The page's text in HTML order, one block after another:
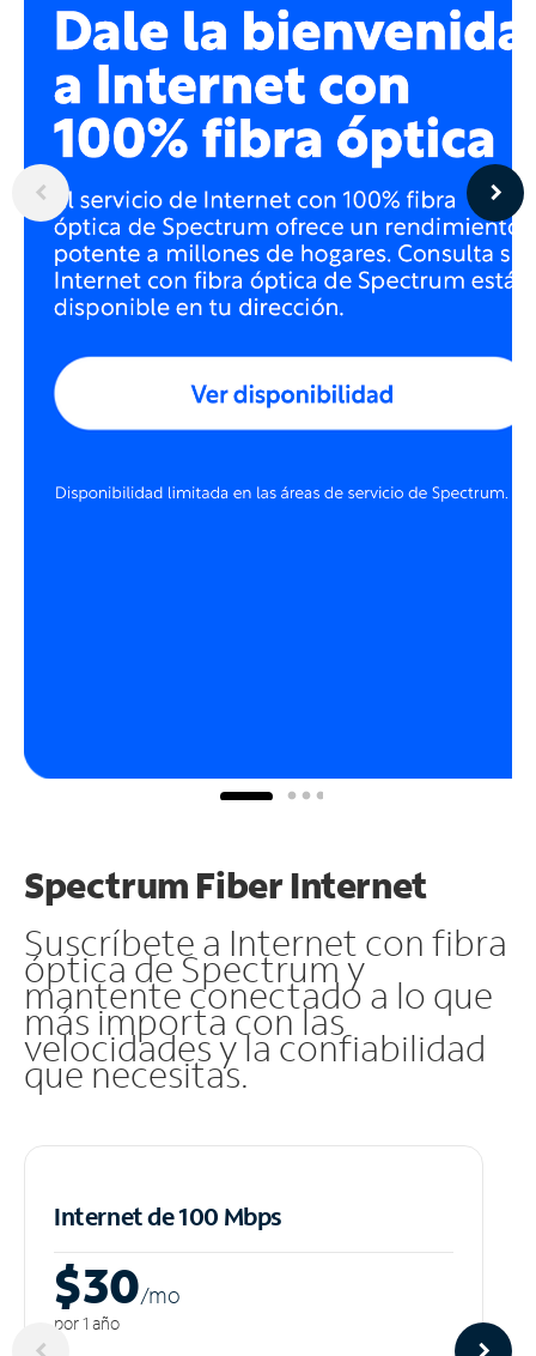
Spectrum Fiber Internet
Suscríbete a Internet con fibra
óptica de Spectrum y
mantente conectado a lo que
más importa con las
velocidades y la confiabilidad
que necesitas.
Internet de 100 Mbps
$30/mo
por 1 año